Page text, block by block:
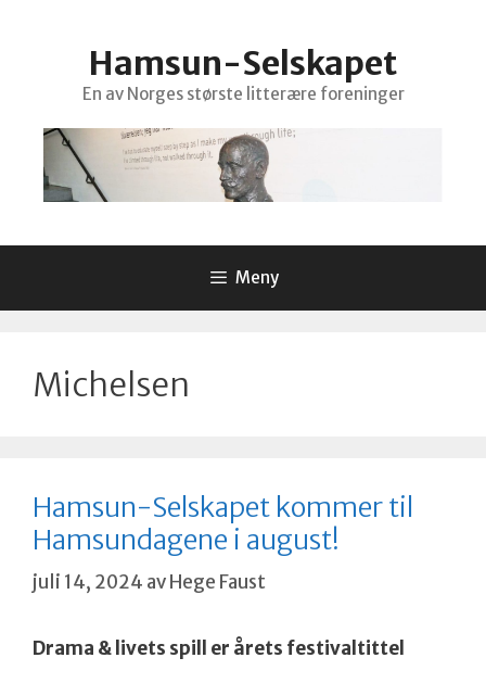
Hamsun-Selskapet
En av Norges største litterære foreninger
Meny
Michelsen
Hamsun-Selskapet kommer til
Hamsundagene i august!
juli 14, 2024 avHege Faust
Drama & livets spill er årets festivaltittel